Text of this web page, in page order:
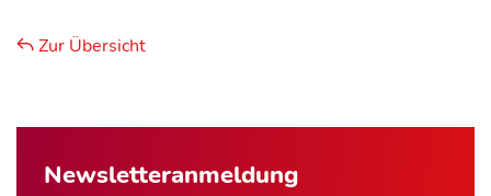
Newsletter­anmeldung
Zur Übersicht